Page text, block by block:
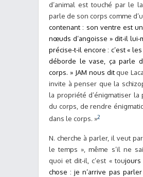
d’animal est touché par le
parle de son corps comme
contenant : son ventre est
nœuds d’angoisse » dit-il lui-
précise-t-il encore : c’est «
déborde le vase, ça parle
corps. » JAM nous ditque
invite à penser que la
la propriété d’énigmatiser la
du corps, de rendre
dans le corps. »2
N. cherche à parler, il veut
le temps », même s’il ne
quoi et dit-il, c’est « toujours
chose : je n’arrive pas